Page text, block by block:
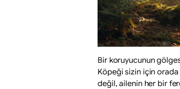
Bir koruyucunun
Köpeği sizin için orada
değil, ailenin her bir